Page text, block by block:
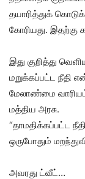
தயாரித்துக்
கோரியது. இதற்கு
இது குறித்து
மறுக்கப்பட்ட நீதி
மேலாண்மை
மத்திய அரசு.
“தாமதிக்கப்பட்ட
ஒருபோதும்
அவரது ட்வீட்…